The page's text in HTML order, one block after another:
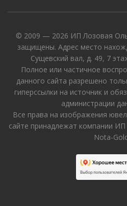
© 2009 — 2026 ИП Лозовая
защищены. Адрес место
Сущевский вал, д. 49, 7
Полное или частичное
данного сайта разрешено
гиперссылки на источник и
администрации
Все права на изображения
сайте принадлежат компании
Nota-